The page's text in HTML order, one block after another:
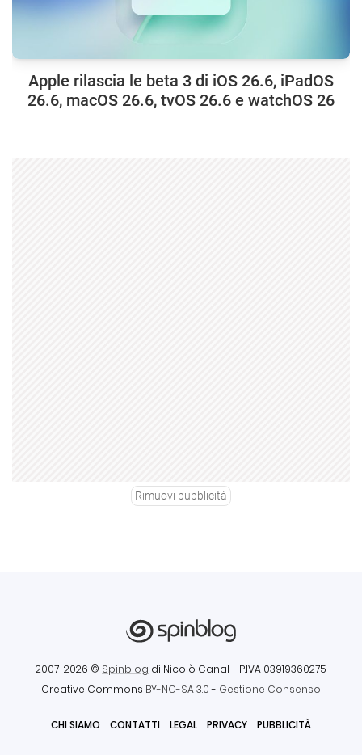
Apple rilascia le beta 3 di iOS 26.6, iPadOS
26.6, macOS 26.6, tvOS 26.6 e watchOS 26
Rimuovi pubblicità
2007-2026 © Spinblog di Nicolò Canal - P.IVA 03919360275
Creative Commons BY-NC-SA 3.0- Gestione Consenso
CHI SIAMO CONTATTI LEGAL PRIVACY PUBBLICITÀ